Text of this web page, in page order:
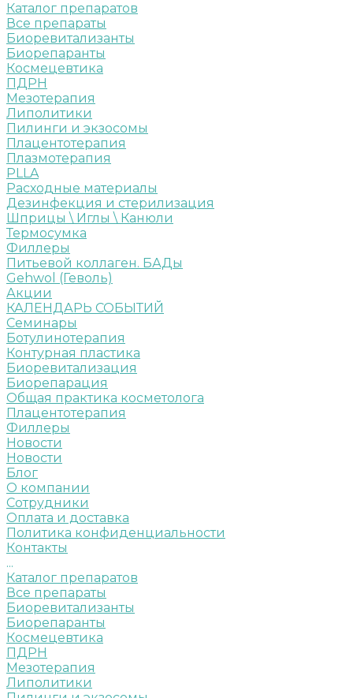
Каталог препаратов
Все препараты
Биоревитализанты
Биорепаранты
Космецевтика
ПДРН
Мезотерапия
Липолитики
Пилинги и экзосомы
Плацентотерапия
Плазмотерапия
PLLA
Расходные материалы
Дезинфекция и стерилизация
Шприцы \ Иглы \ Канюли
Термосумка
Филлеры
Питьевой коллаген. БАДы
Gehwol (Геволь)
Акции
КАЛЕНДАРЬ СОБЫТИЙ
Семинары
Ботулинотерапия
Контурная пластика
Биоревитализация
Биорепарация
Общая практика косметолога
Плацентотерапия
Филлеры
Новости
Новости
Блог
О компании
Сотрудники
Оплата и доставка
Политика конфиденциальности
Контакты
...
Каталог препаратов
Все препараты
Биоревитализанты
Биорепаранты
Космецевтика
ПДРН
Мезотерапия
Липолитики